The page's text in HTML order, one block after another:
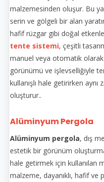
malzemesinden oluşur. Bu
serin ve gölgeli bir alan
hafif rüzgar gibi doğal
tente sistemi, çeşitli
manuel veya otomatik olarak
görünümü ve işlevselliğiyle
kullanışlı hale getirirken
oluşturur..
Alüminyum Pergola
Alüminyum pergola, dış
estetik bir görünüm
hale getirmek için kullanılan
malzeme, dayanıklı, hafif